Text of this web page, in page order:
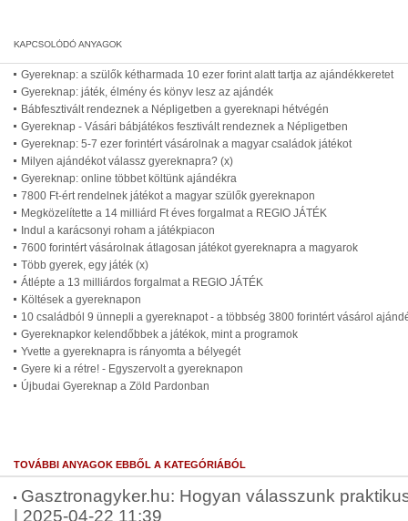
Gyereknap: a szülők kétharmada 10 ezer forint alatt tartja az ajándékkeretet
Gyereknap: játék, élmény és könyv lesz az ajándék
Bábfesztivált rendeznek a Népligetben a gyereknapi hétvégén
Gyereknap - Vásári bábjátékos fesztivált rendeznek a Népligetben
Gyereknap: 5-7 ezer forintért vásárolnak a magyar családok játékot
Milyen ajándékot válassz gyereknapra? (x)
Gyereknap: online többet költünk ajándékra
7800 Ft-ért rendelnek játékot a magyar szülők gyereknapon
Megközelítette a 14 milliárd Ft éves forgalmat a REGIO JÁTÉK
Indul a karácsonyi roham a játékpiacon
7600 forintért vásárolnak átlagosan játékot gyereknapra a magyarok
Több gyerek, egy játék (x)
Átlépte a 13 milliárdos forgalmat a REGIO JÁTÉK
Költések a gyereknapon
10 családból 9 ünnepli a gyereknapot - a többség 3800 forintért vásárol
Gyereknapkor kelendőbbek a játékok, mint a programok
Yvette a gyereknapra is rányomta a bélyegét
Gyere ki a rétre! - Egyszervolt a gyereknapon
Újbudai Gyereknap a Zöld Pardonban
TOVÁBBI ANYAGOK EBBŐL A KATEGÓRIÁBÓL
Gasztronagyker.hu: Hogyan válasszunk
| 2025-04-22 11:39